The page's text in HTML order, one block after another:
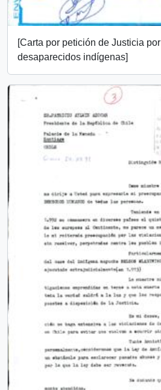
[Carta por petición de Justicia
desaparecidos indígenas]